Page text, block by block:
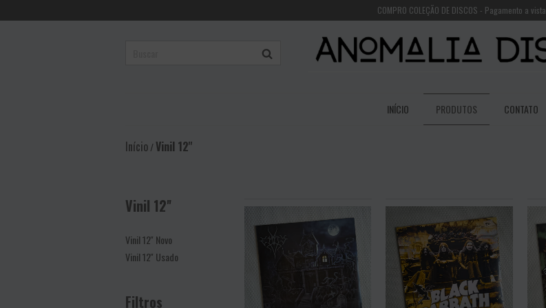
COMPRO COLEÇÃO DE DISCOS - Pagamento a vista.
INÍCIO PRODUTOS CONTATO
Início/Vinil 12''
Vinil 12''
Vinil 12'' Novo
Vinil 12'' Usado
Filtros